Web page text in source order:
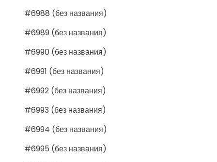
#6988 (без названия)
#6989 (без названия)
#6990 (без названия)
#6991 (без названия)
#6992 (без названия)
#6993 (без названия)
#6994 (без названия)
#6995 (без названия)